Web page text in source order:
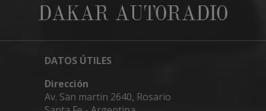
DAKAR AUTORADIO
DATOS ÚTILES
Dirección
Av. San martin 2640, Rosario